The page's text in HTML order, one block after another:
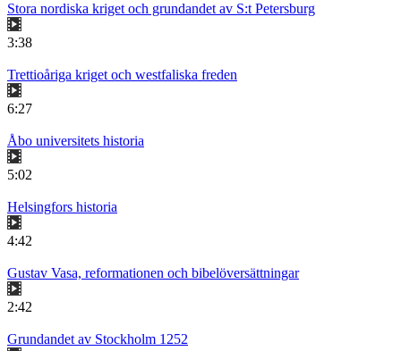
Stora nordiska kriget och grundandet av S:t Petersburg
3:38
Trettioåriga kriget och westfaliska freden
6:27
Åbo universitets historia
5:02
Helsingfors historia
4:42
Gustav Vasa, reformationen och bibelöversättningar
2:42
Grundandet av Stockholm 1252